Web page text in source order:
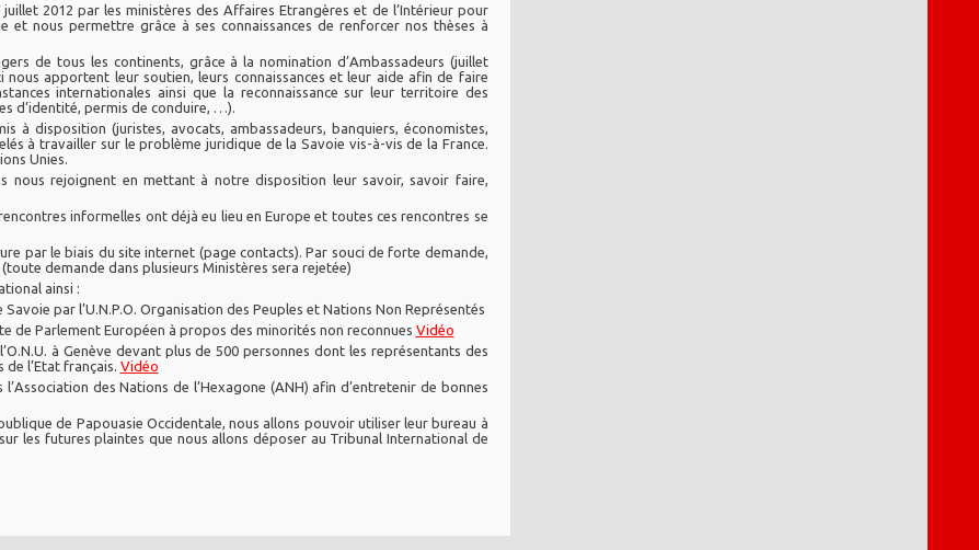
2012 par les ministères des Affaires Etrangères et de l’Intérieur pour
nous permettre grâce à ses connaissances de renforcer nos thèses à
de tous les continents, grâce à la nomination d’Ambassadeurs (juillet
nous apportent leur soutien, leurs connaissances et leur aide afin de faire
internationales ainsi que la reconnaissance sur leur territoire des
d’identité, permis de conduire, …).
à disposition (juristes, avocats, ambassadeurs, banquiers, économistes,
à travailler sur le problème juridique de la Savoie vis-à-vis de la France.
Unies.
nous rejoignent en mettant à notre disposition leur savoir, savoir faire,
informelles ont déjà eu lieu en Europe et toutes ces rencontres se
par le biais du site internet (page contacts). Par souci de forte demande,
demande dans plusieurs Ministères sera rejetée)
ainsi :
par l’U.N.P.O. Organisation des Peuples et Nations Non Représentés
de Parlement Européen à propos des minorités non reconnues Vidéo
à Genève devant plus de 500 personnes dont les représentants des
l’Etat français. Vidéo
des Nations de l’Hexagone (ANH) afin d’entretenir de bonnes
de Papouasie Occidentale, nous allons pouvoir utiliser leur bureau à
les futures plaintes que nous allons déposer au Tribunal International de